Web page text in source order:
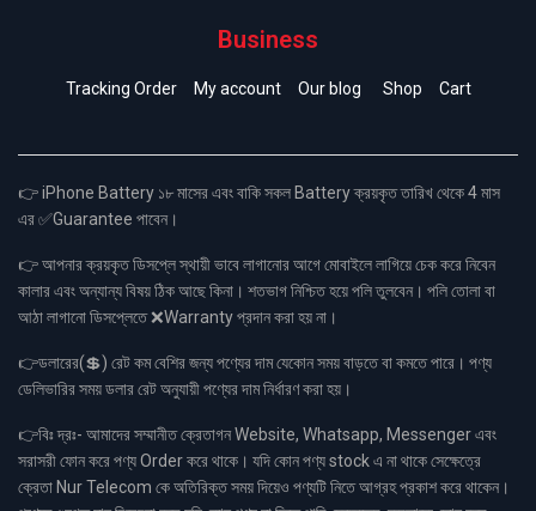
Business
Tracking Order My account Our blog Shop Cart
👉 iPhone Battery ১৮ মাসের এবং বাকি সকল Battery ক্রয়কৃত তারিখ থেকে 4 মাস
এর ✅Guarantee পাবেন।
👉 আপনার ক্রয়কৃত ডিসপ্লে স্থায়ী ভাবে লাগানোর আগে মোবাইলে লাগিয়ে চেক করে নিবেন
কালার এবং অন্যান্য বিষয় ঠিক আছে কিনা। শতভাগ নিশ্চিত হয়ে পলি তুলবেন। পলি তোলা বা
আঠা লাগানো ডিসপ্লেতে ❌Warranty প্রদান করা হয় না।
👉ডলারের(💲) রেট কম বেশির জন্য পণ্যের দাম যেকোন সময় বাড়তে বা কমতে পারে। পণ্য
ডেলিভারির সময় ডলার রেট অনুযায়ী পণ্যের দাম নির্ধারণ করা হয়।
👉বিঃ দ্রঃ- আমাদের সম্মানীত ক্রেতাগন Website, Whatsapp, Messenger এবং
সরাসরী ফোন করে পণ্য Order করে থাকে। যদি কোন পণ্য stock এ না থাকে সেক্ষেত্রে
ক্রেতা Nur Telecom কে অতিরিক্ত সময় দিয়েও পণ্যটি নিতে আগ্রহ প্রকাশ করে থাকেন।